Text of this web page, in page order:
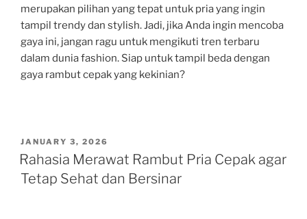
merupakan pilihan yang tepat untuk pria yang ingin
tampil trendy dan stylish. Jadi, jika Anda ingin mencoba
gaya ini, jangan ragu untuk mengikuti tren terbaru
dalam dunia fashion. Siap untuk tampil beda dengan
gaya rambut cepak yang kekinian?
POSTED
ON
JANUARY 3, 2026
Rahasia Merawat Rambut Pria Cepak agar
Tetap Sehat dan Bersinar